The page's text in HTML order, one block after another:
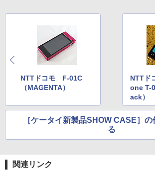
NTTドコモ F-01C
（MAGENTA）
NTTド
one T-
ack）
［ケータイ新製品SHOW CASE］
る
関連リンク